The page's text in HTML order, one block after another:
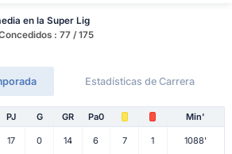
en la Super Lig
: 77 / 175
Estadísticas de Carrera
PJ G GR Pa0 Min'
17 0 14 6 7 1 1088'